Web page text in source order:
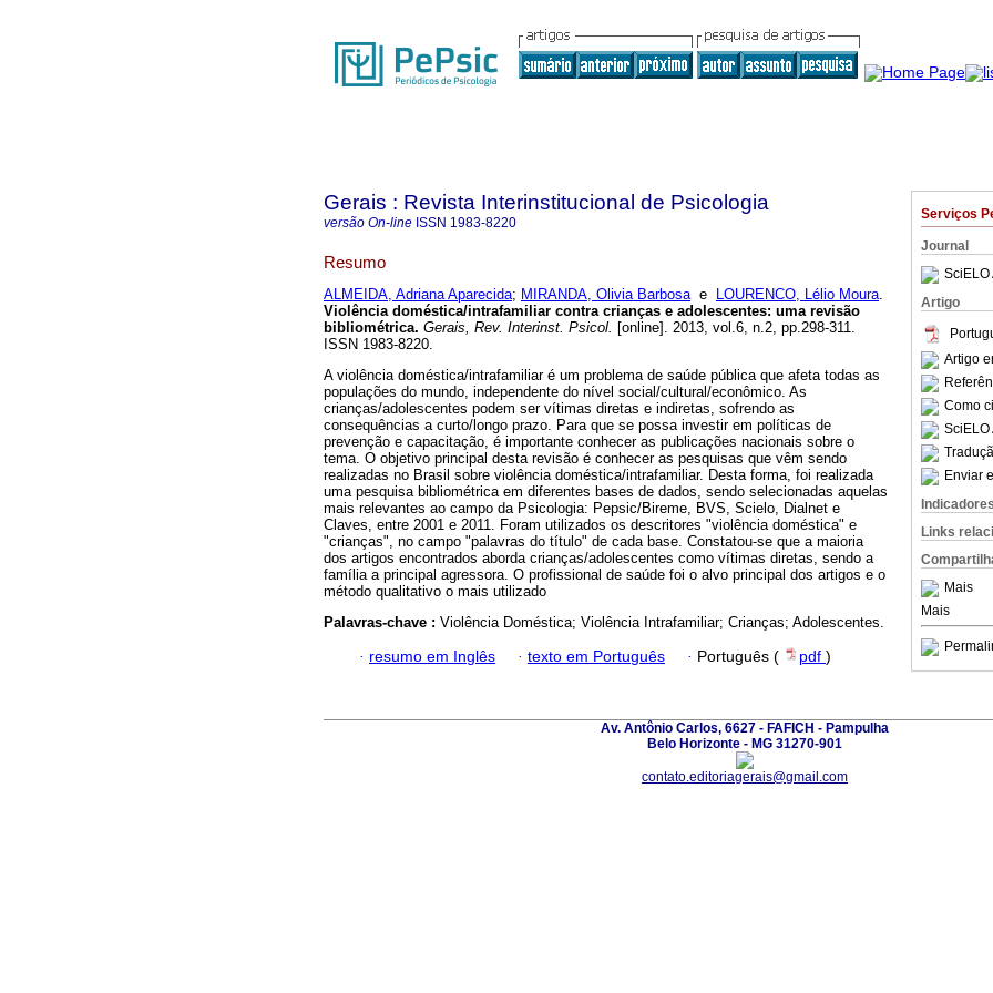
Serviços
Journal
SciELO
Artigo
Artigo
Como
SciELO
Enviar
Indicadores
Links
Mais
Mais
Gerais : Revista Interinstitucional de Psicologia
versão On-line ISSN 1983-8220
Resumo
ALMEIDA, Adriana Aparecida; MIRANDA, Olivia Barbosae LOURENCO, Lélio Moura.
Violência doméstica/intrafamiliar contra crianças e adolescentes: uma revisão
bibliométrica. Gerais, Rev. Interinst. Psicol. [online]. 2013, vol.6, n.2, pp.298-311.
ISSN 1983-8220.
A violência doméstica/intrafamiliar é um problema de saúde pública que afeta todas as
populações do mundo, independente do nível social/cultural/econômico. As
crianças/adolescentes podem ser vítimas diretas e indiretas, sofrendo as
consequências a curto/longo prazo. Para que se possa investir em políticas de
prevenção e capacitação, é importante conhecer as publicações nacionais sobre o
tema. O objetivo principal desta revisão é conhecer as pesquisas que vêm sendo
realizadas no Brasil sobre violência doméstica/intrafamiliar. Desta forma, foi realizada
uma pesquisa bibliométrica em diferentes bases de dados, sendo selecionadas aquelas
mais relevantes ao campo da Psicologia: Pepsic/Bireme, BVS, Scielo, Dialnet e
Claves, entre 2001 e 2011. Foram utilizados os descritores "violência doméstica" e
"crianças", no campo "palavras do título" de cada base. Constatou-se que a maioria
dos artigos encontrados aborda crianças/adolescentes como vítimas diretas, sendo a
família a principal agressora. O profissional de saúde foi o alvo principal dos artigos e o
método qualitativo o mais utilizado
Palavras-chave : Violência Doméstica; Violência Intrafamiliar; Crianças; Adolescentes.
· resumo em Inglês · texto em Português · Português ( pdf )
Av. Antônio Carlos, 6627 - FAFICH - Pampulha
Belo Horizonte - MG 31270-901
contato.editoriagerais@gmail.com